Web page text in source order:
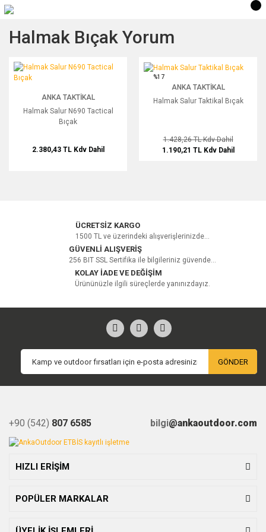
Halmak Bıçak Yorum
Halmak Salur N690 Tactical Bıçak
ANKA TAKTIKAL
Halmak Salur N690 Tactical
Bıçak
2.380,43 TL Kdv Dahil
Halmak Salur Taktikal Bıçak
%17
ANKA TAKTIKAL
Halmak Salur Taktikal Bıçak
1.428,26 TLKdv Dahil
1.190,21 TL Kdv Dahil
ÜCRETSİZ KARGO
1500 TL ve üzerindeki alışverişlerinizde...
GÜVENLİ ALIŞVERİŞ
256 BIT SSL Sertifika ile bilgileriniz güvende...
KOLAY İADE VE DEĞİŞİM
Ürününüzle ilgili süreçlerde yanınızdayız.
GÖNDER
+90 (542) 807 6585 bilgi@ankaoutdoor.com
HIZLI ERİŞİM
POPÜLER MARKALAR